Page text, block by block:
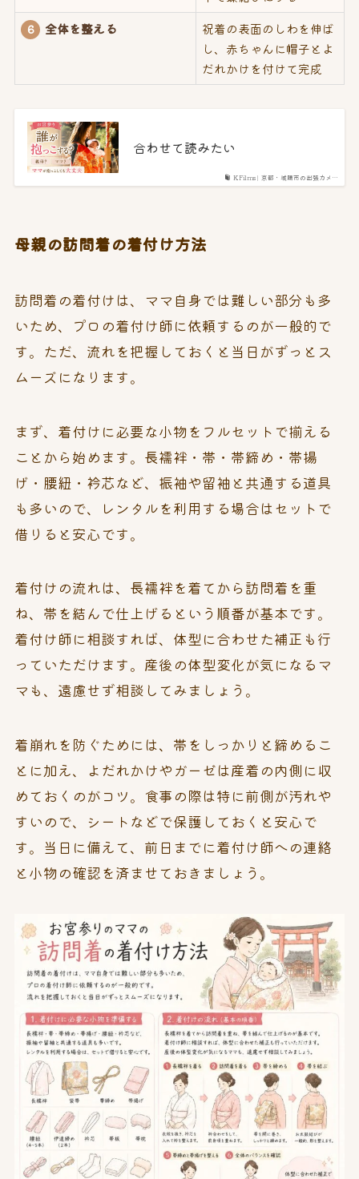
6 全体を整える
祝着の表面のしわを伸ば
し、赤ちゃんに帽子とよ
だれかけを付けて完成
K.Films | 京都・城陽市の出張カメ…
合わせて読みたい
母親の訪問着の着付け方法
訪問着の着付けは、ママ自身では難しい部分も多
いため、プロの着付け師に依頼するのが一般的で
す。ただ、流れを把握しておくと当日がずっとス
ムーズになります。
まず、着付けに必要な小物をフルセットで揃える
ことから始めます。長襦袢・帯・帯締め・帯揚
げ・腰紐・衿芯など、振袖や留袖と共通する道具
も多いので、レンタルを利用する場合はセットで
借りると安心です。
着付けの流れは、長襦袢を着てから訪問着を重
ね、帯を結んで仕上げるという順番が基本です。
着付け師に相談すれば、体型に合わせた補正も行
っていただけます。産後の体型変化が気になるマ
マも、遠慮せず相談してみましょう。
着崩れを防ぐためには、帯をしっかりと締めるこ
とに加え、よだれかけやガーゼは産着の内側に収
めておくのがコツ。食事の際は特に前側が汚れや
すいので、シートなどで保護しておくと安心で
す。当日に備えて、前日までに着付け師への連絡
と小物の確認を済ませておきましょう。